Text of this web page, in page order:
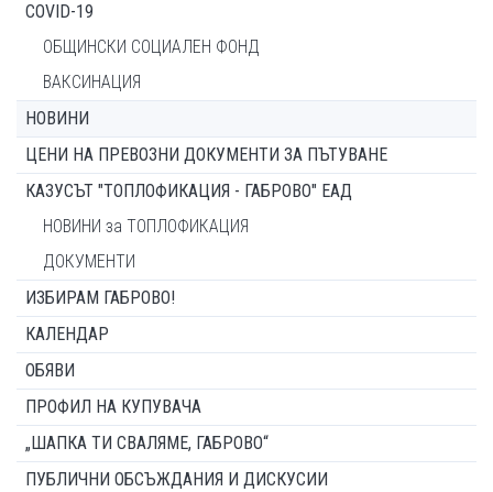
COVID-19
ОБЩИНСКИ СОЦИАЛЕН ФОНД
ВАКСИНАЦИЯ
НОВИНИ
ЦЕНИ НА ПРЕВОЗНИ ДОКУМЕНТИ ЗА ПЪТУВАНЕ
КАЗУСЪТ "ТОПЛОФИКАЦИЯ - ГАБРОВО" ЕАД
НОВИНИ за ТОПЛОФИКАЦИЯ
ДОКУМЕНТИ
ИЗБИРАМ ГАБРОВО!
КАЛЕНДАР
ОБЯВИ
ПРОФИЛ НА КУПУВАЧА
„ШАПКА ТИ СВАЛЯМЕ, ГАБРОВО“
ПУБЛИЧНИ ОБСЪЖДАНИЯ И ДИСКУСИИ